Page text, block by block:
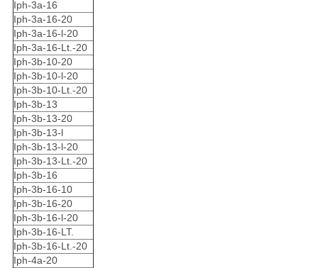
Iph-3a-16
Iph-3a-16-20
Iph-3a-16-l-20
Iph-3a-16-Lt.-20
Iph-3b-10-20
Iph-3b-10-l-20
Iph-3b-10-Lt.-20
Iph-3b-13
Iph-3b-13-20
Iph-3b-13-l
Iph-3b-13-l-20
Iph-3b-13-Lt.-20
Iph-3b-16
Iph-3b-16-10
Iph-3b-16-20
Iph-3b-16-l-20
Iph-3b-16-LT.
Iph-3b-16-Lt.-20
Iph-4a-20